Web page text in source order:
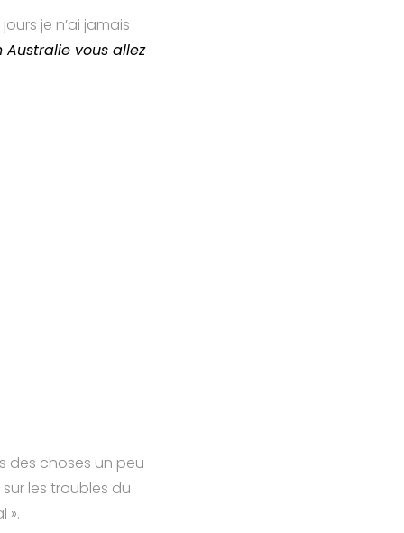
je n’ai jamais
Australie vous allez
des choses un peu
les troubles du
».